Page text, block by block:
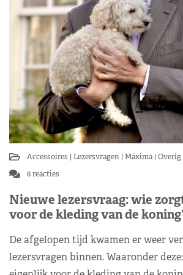
Accessoires Lezersvragen Máxima Overig
6 reacties
Nieuwe lezersvraag: wie
voor de kleding van de
De afgelopen tijd kwamen er weer
lezersvragen binnen. Waaronder